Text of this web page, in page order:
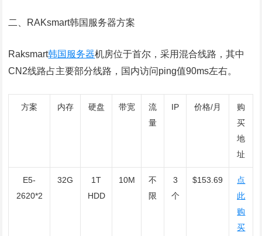
二、RAKsmart韩国服务器方案
Raksmart韩国服务器机房位于首尔，采用混合线路，其中
CN2线路占主要部分线路，国内访问ping值90ms左右。
方案 内存 硬盘 带宽
流
量
IP 价格/月
购
买
地
址
E5-
2620*2
32G
1T
HDD
10M
不
限
3
个
$153.69
点
此
购
买